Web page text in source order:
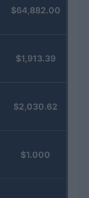
$64,882.00
$1,913.39
$2,030.62
$1.000